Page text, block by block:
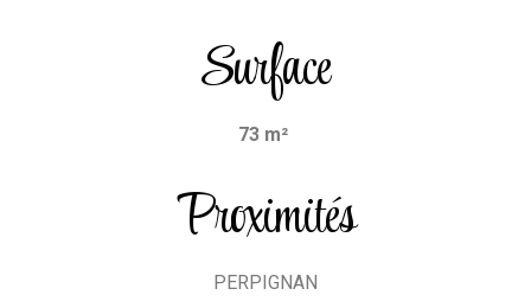
Surface
73 m²
Proximités
PERPIGNAN